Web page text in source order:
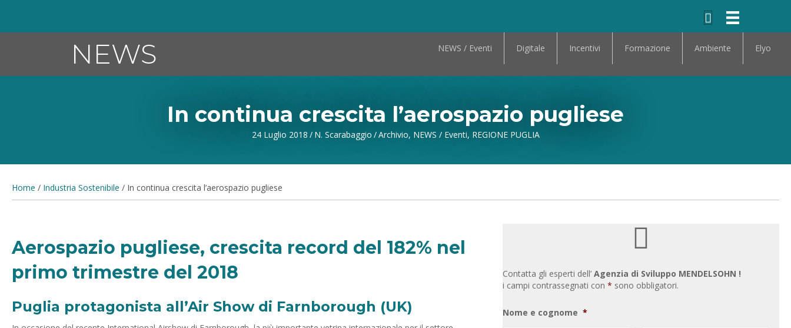
NEWS NEWS / Eventi Digitale Incentivi Formazione Ambiente Elyo
In continua crescita l’aerospazio pugliese
24 Luglio 2018 / N. Scarabaggio /Archivio, NEWS / Eventi, REGIONE PUGLIA
Home / Industria Sostenibile / In continua crescita l’aerospazio pugliese
Aerospazio pugliese, crescita record del 182% nel
primo trimestre del 2018
Puglia protagonista all’Air Show di Farnborough (UK)
Contatta gli esperti dell’Agenzia di Sviluppo MENDELSOHN !
i campi contrassegnati con* sono obbligatori.
Nome e cognome *